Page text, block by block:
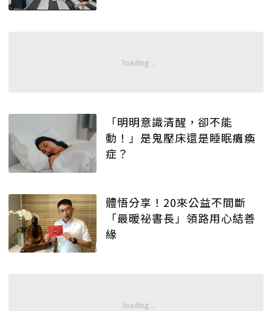
「明明意識清醒，卻不能
動！」是鬼壓床還是睡眠癱瘓
症？
體悟分享！20來公益不間斷
「最暖祕書長」領路用心結善
緣